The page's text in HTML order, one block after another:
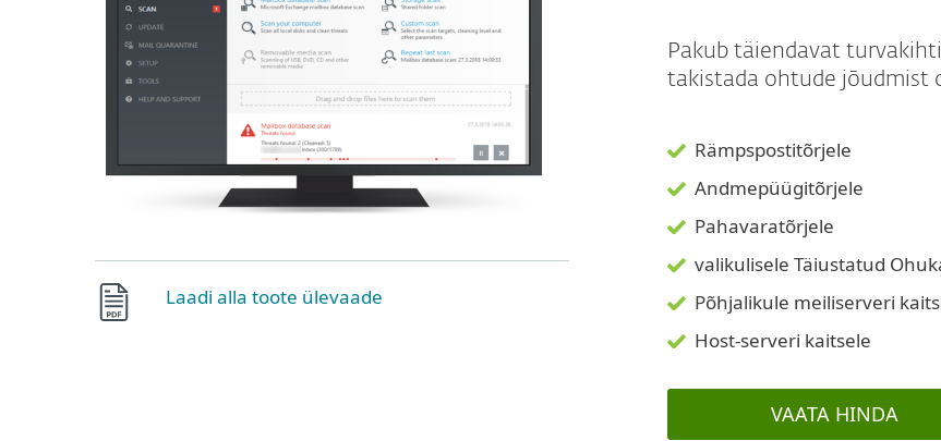
Laadi alla toote ülevaade
Pakub täiendavat
takistada ohtude jõudmist
Rämpspostitõrjele
Andmepüügitõrjele
Pahavaratõrjele
valikulisele Täiustatud
Põhjalikule meiliserveri
Host-serveri kaitsele
VAATA HINDA